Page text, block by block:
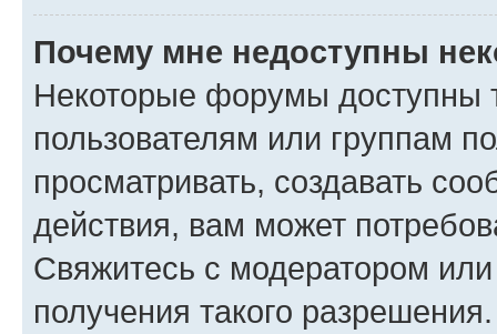
Почему мне недоступны
Некоторые форумы доступны
пользователям или группам
просматривать, создавать
действия, вам может
Свяжитесь с модератором
получения такого разрешения.